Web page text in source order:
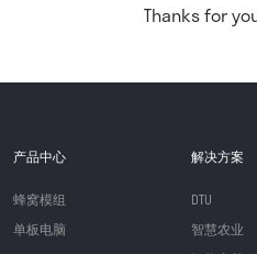
Thanks for
产品中心
蜂窝模组
单板电脑
解决方案
DTU
智慧农业